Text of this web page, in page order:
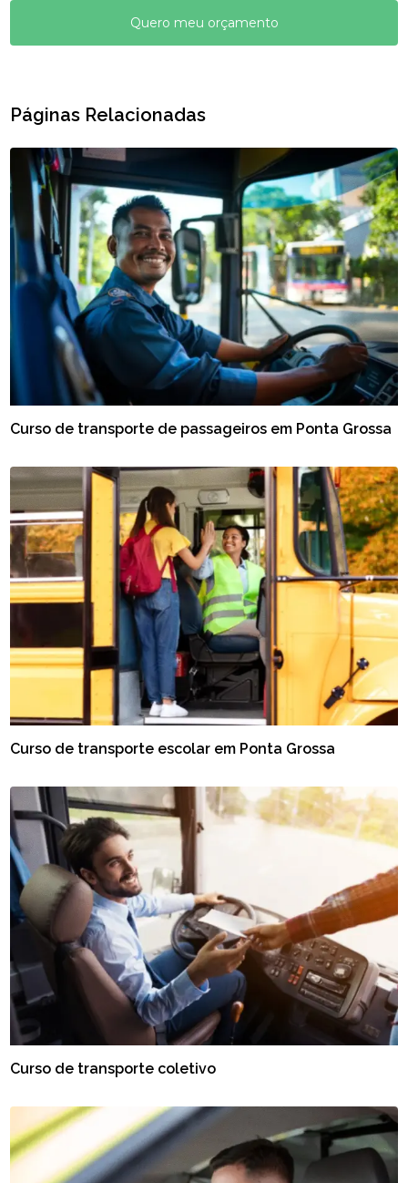
Quero meu orçamento
Páginas Relacionadas
Curso de transporte de passageiros em Ponta Grossa
Curso de transporte escolar em Ponta Grossa
Curso de transporte coletivo